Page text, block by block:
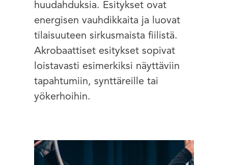
huudahduksia. Esitykset ovat
energisen vauhdikkaita ja luovat
tilaisuuteen sirkusmaista fiilistä.
Akrobaattiset esitykset sopivat
loistavasti esimerkiksi näyttäviin
tapahtumiin, synttäreille tai
yökerhoihin.